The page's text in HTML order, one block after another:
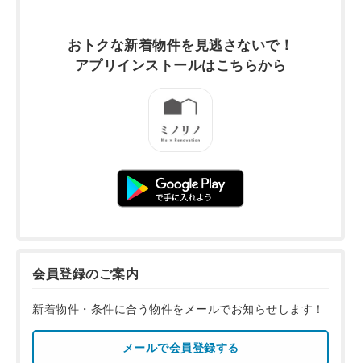
おトクな新着物件を 見逃さないで！
アプリインストールはこちらから
会員登録のご案内
新着物件・条件に合う物件をメールでお知らせします！
メールで会員登録する